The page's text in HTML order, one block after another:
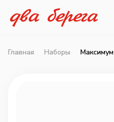
Главная Наборы Максимум